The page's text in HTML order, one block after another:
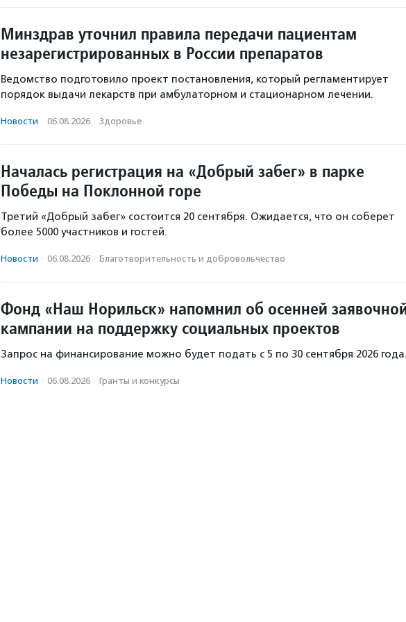
Минздрав уточнил правила передачи пациентам
незарегистрированных в России препаратов
Ведомство подготовило проект постановления, который регламентирует
порядок выдачи лекарств при амбулаторном и стационарном лечении.
Новости · 06.08.2026 · Здоровье
Началась регистрация на «Добрый забег» в парке
Победы на Поклонной горе
Третий «Добрый забег» состоится 20 сентября. Ожидается, что он соберет
более 5000 участников и гостей.
Новости · 06.08.2026 · Благотвори­тель­ность и доброволь­чест­во
Фонд «Наш Норильск» напомнил об осенней
кампании на поддержку социальных проектов
Запрос на финансирование можно будет подать с 5 по 30 сентября 2026
Новости · 06.08.2026 · Гранты и конкурсы